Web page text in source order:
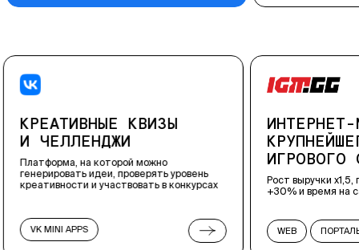
ИНТЕРНЕТ-МАГАЗИН ДЛЯ
КРУПНЕЙШЕГО В СНГ
ИГРОВОГО СООБЩЕСТВА
Рост выручки x1,5, глубина просмотра
+30% и время на сайте +20%
ПОРТАЛЫ MOBILE
можно
уровень
в конкурсах